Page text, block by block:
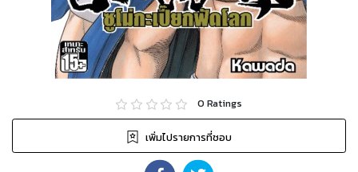
0 Ratings
เพิ่มไปรายการที่ชอบ